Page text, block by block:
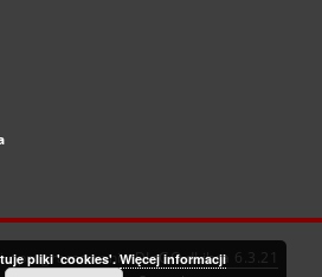
oprogramowaniuDInGO dLibra 6.3.21
pliki 'cookies'. Więcej informacji